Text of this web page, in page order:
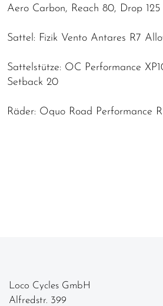
Aero Carbon, Reach 80, Drop 125
Sattel: Fizik Vento Antares R7
Sattelstütze: OC Performance
Setback 20
Räder: Oquo Road Performance
Loco Cycles GmbH
Alfredstr. 399